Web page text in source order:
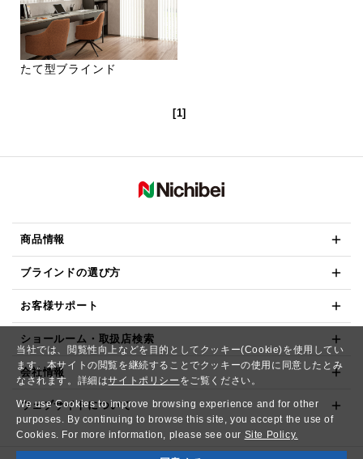
当社では、閲覧性向上などを目的としてクッキー(Cookie)を使用してい
ます。本サイトの閲覧を継続することでクッキーの使用に同意したとみ
なされます。詳細はサイトポリシー をご覧ください。
We use Cookies to improve browsing experience and for other
purposes. By continuing to browse this site, you accept the use of
Cookies. For more information, please see our Site Policy.
たて型ブラインド
[1]
商品情報
ブラインドの選び方
お客様サポート
ショールーム・取扱店検索
会社情報
ウェブサイトについて